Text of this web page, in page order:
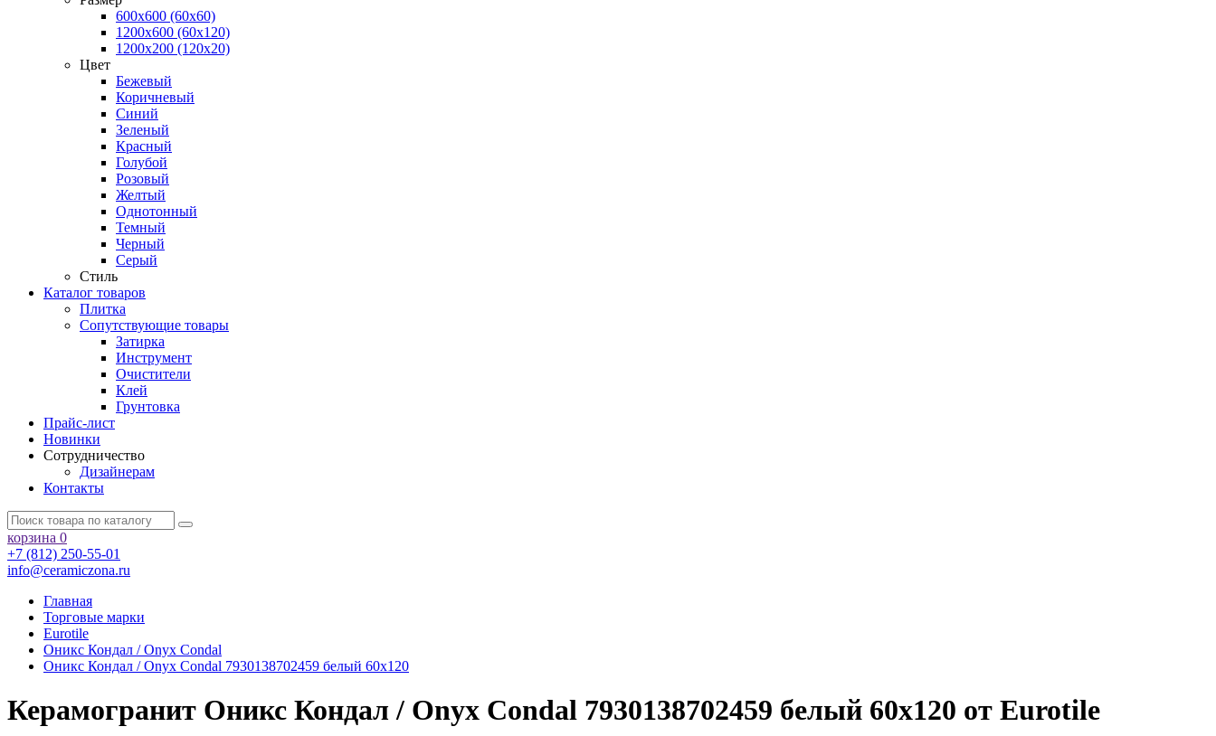
600х600 (60х60)
1200х600 (60х120)
1200х200 (120x20)
Цвет
Бежевый
Коричневый
Синий
Зеленый
Красный
Голубой
Розовый
Желтый
Однотонный
Темный
Черный
Серый
Стиль
Каталог товаров
Плитка
Сопутствующие товары
Затирка
Инструмент
Очистители
Клей
Грунтовка
Прайс-лист
Новинки
Сотрудничество
Дизайнерам
Контакты
корзина 0
+7 (812) 250-55-01
info@ceramiczona.ru
Главная
Торговые марки
Eurotile
Оникс Кондал / Onyx Condal
Оникс Кондал / Onyx Condal 7930138702459 белый 60x120
Керамогранит Оникс Кондал / Onyx Condal 7930138702459 белый 60x120 от Eurotile